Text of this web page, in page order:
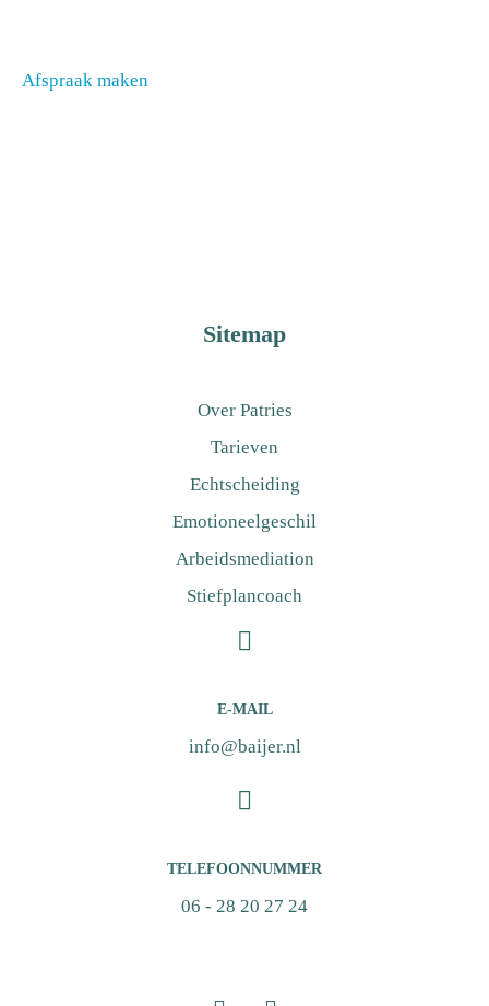
Afspraak maken
Sitemap
Over Patries
Tarieven
Echtscheiding
Emotioneelgeschil
Arbeidsmediation
Stiefplancoach
E-MAIL
info@baijer.nl
TELEFOONNUMMER
06 - 28 20 27 24